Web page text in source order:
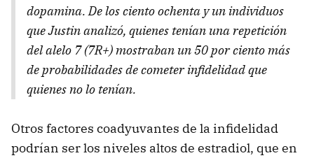
dopamina. De los ciento ochenta y un individuos
que Justin analizó, quienes tenían una repetición
del alelo 7 (7R+) mostraban un 50 por ciento más
de probabilidades de cometer infidelidad que
quienes no lo tenían.
Otros factores coadyuvantes de la infidelidad
podrían ser los niveles altos de estradiol, que en